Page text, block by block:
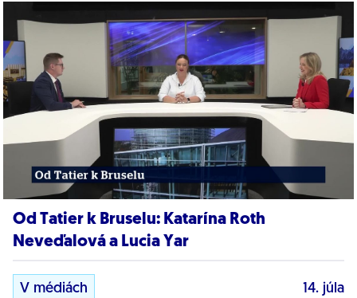
Od Tatier k Bruselu: Katarína Roth
Neveďalová a Lucia Yar
V médiách 14. júla